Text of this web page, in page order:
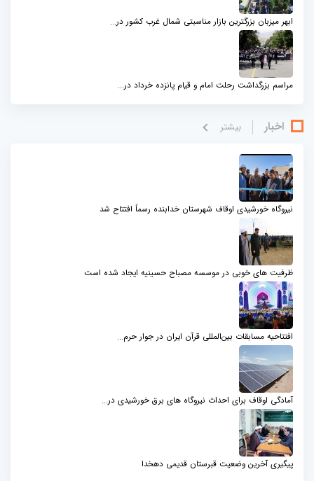
ابهر میزبان بزرگترین بازار مناسبتی شمال‌ غرب کشور در...
مراسم بزرگداشت رحلت امام و قیام پانزده خرداد در...
اخبار بيشتر
نیروگاه خورشیدی اوقاف شهرستان خدابنده رسماً افتتاح شد
ظرفیت های خوبی در موسسه مصباح حسینیه ایجاد شده است
افتتاحیه مسابقات بین‌المللی قرآن ایران در جوار حرم...
آمادگی اوقاف برای احداث نیروگاه های برق خورشیدی در...
پیگیری آخرین وضعیت قبرستان قدیمی دهخدا